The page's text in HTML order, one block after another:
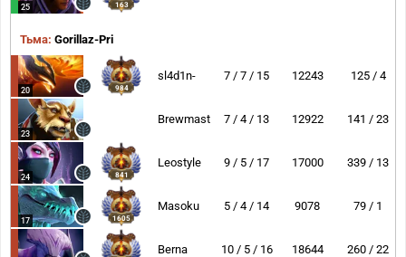
25 163
Тьма: Gorillaz-Pri
20 984
sl4d1n- 7 / 7 / 15 12243 125 / 4
23
Brewmaster 7 / 4 / 13 12922 141 / 23
24 841
Leostyle 9 / 5 / 17 17000 339 / 13
17 1605
Masoku 5 / 4 / 14 9078 79 / 1
Berna 10 / 5 / 16 18644 260 / 22